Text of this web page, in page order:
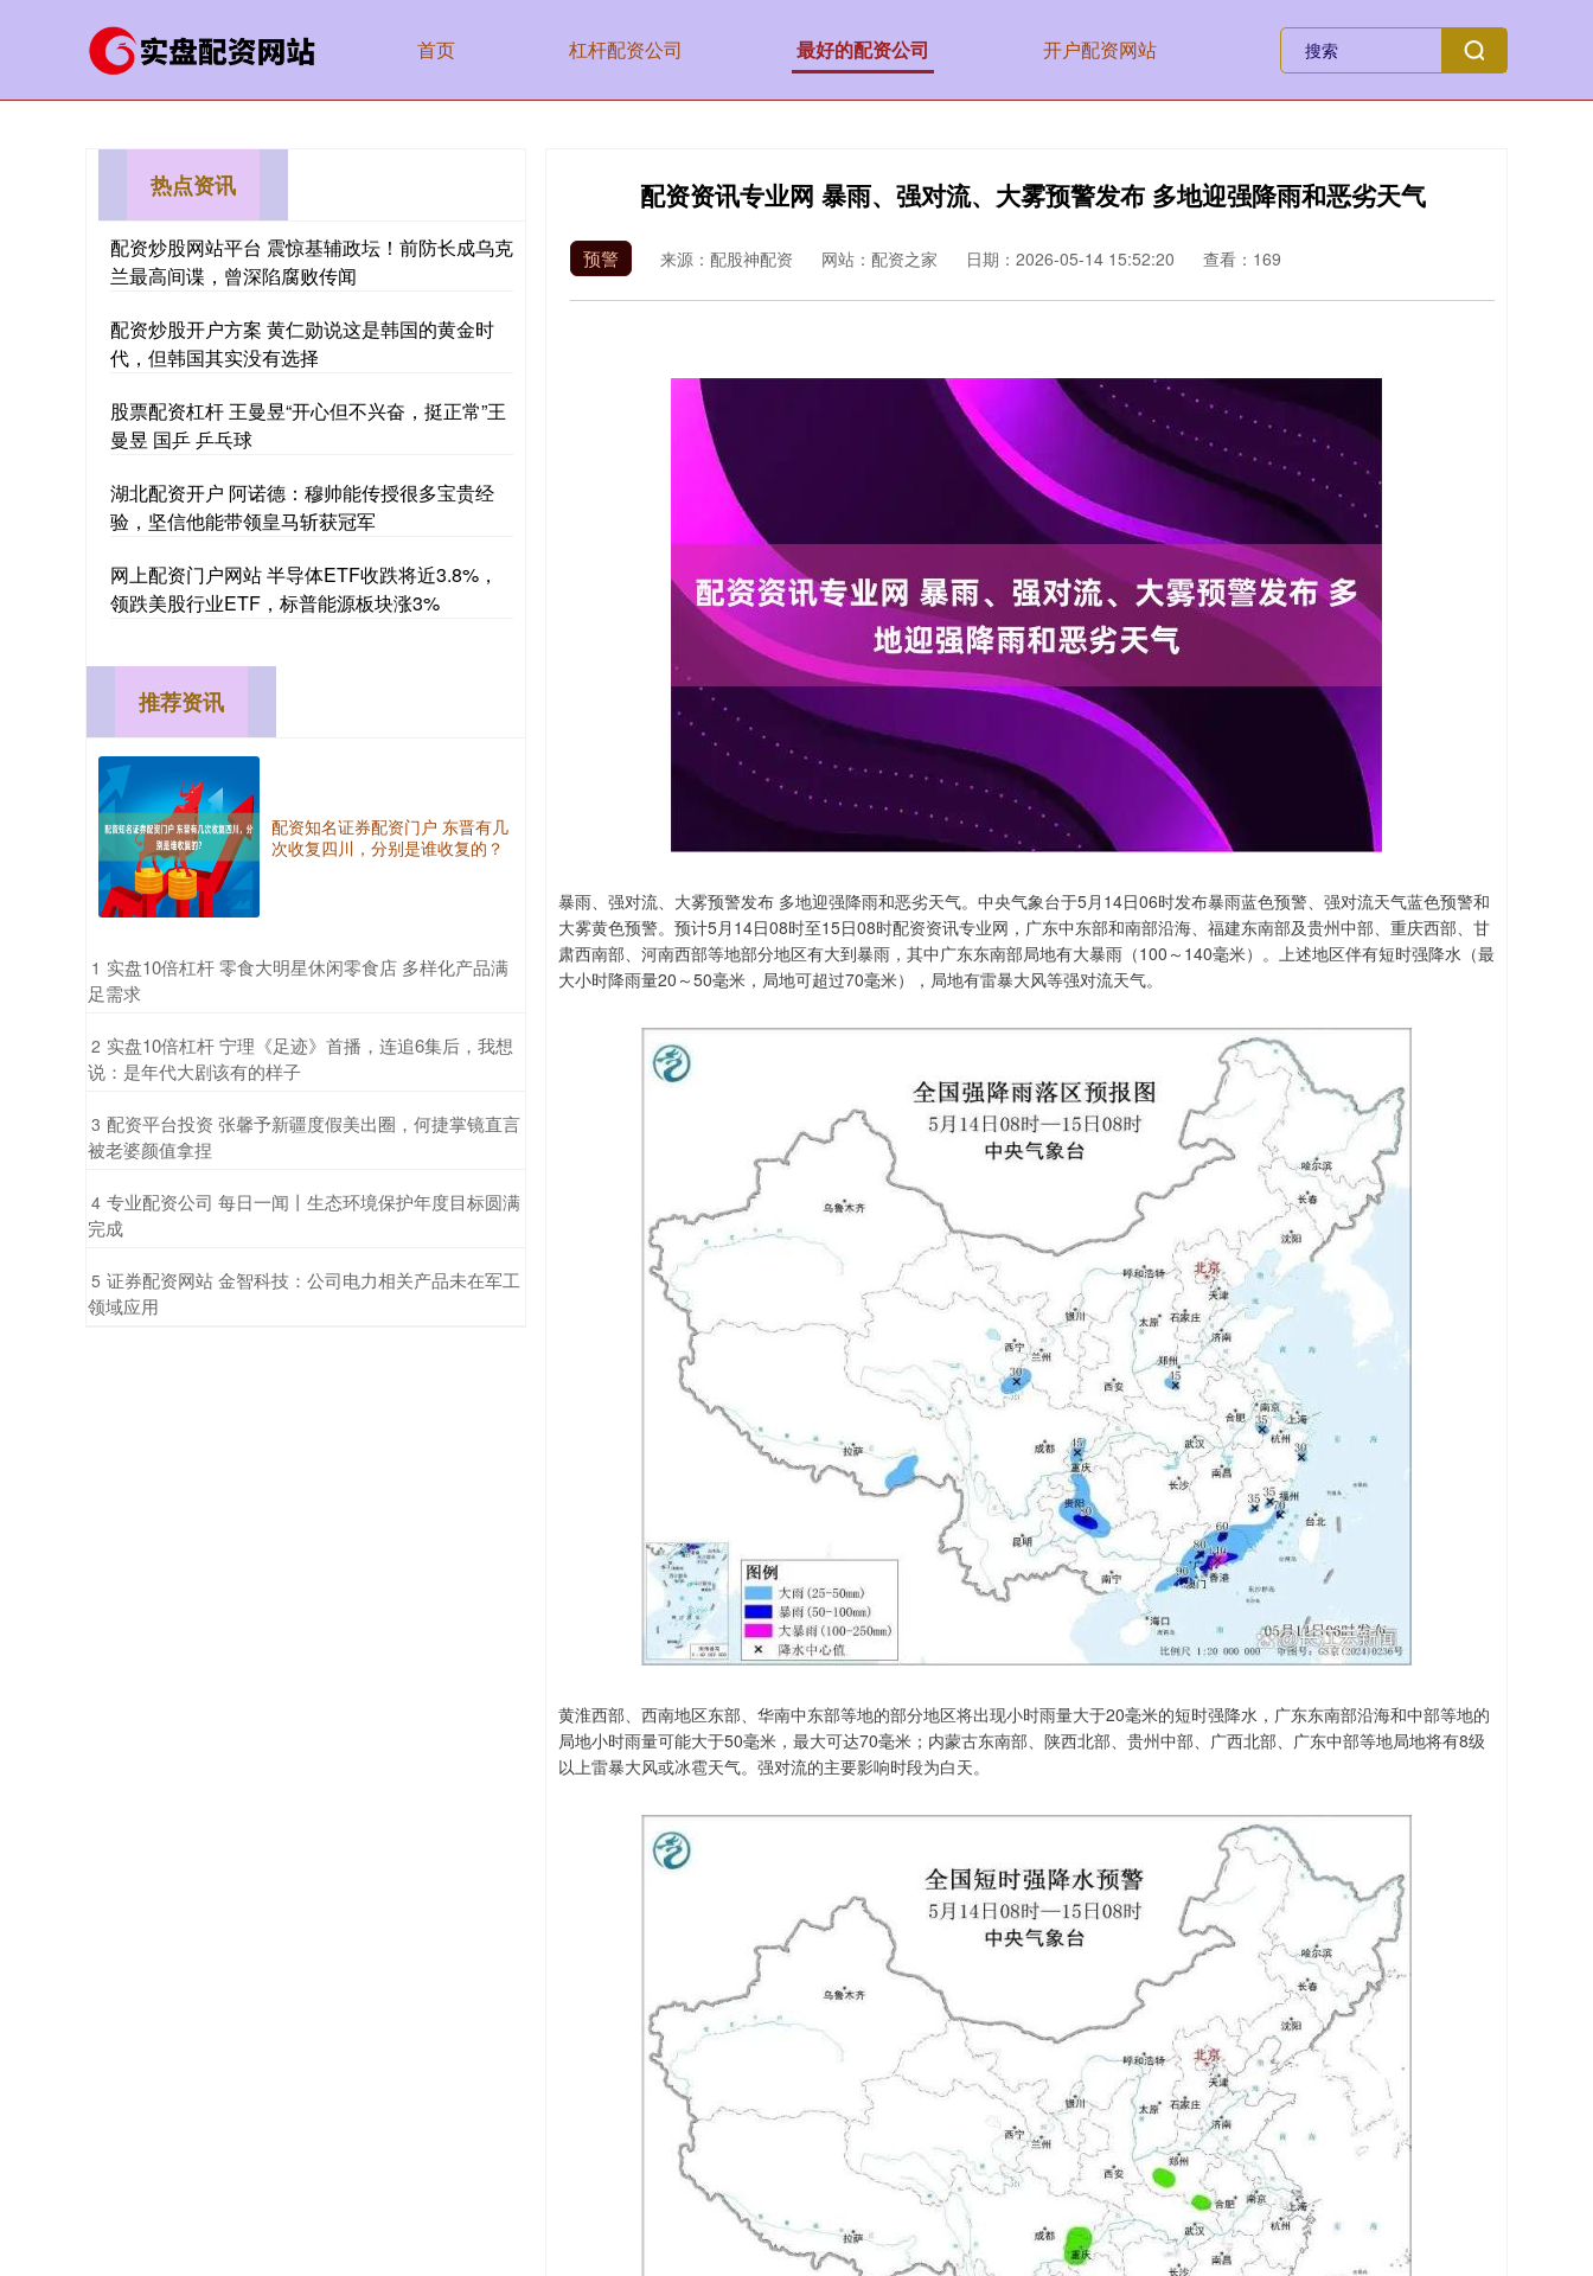
首页 杠杆配资公司 最好的配资公司 开户配资网站
配资资讯专业网 暴雨、强对流、大雾预警发布 多地迎强降雨和恶劣天气
预警 来源：配股神配资 网站：配资之家 日期：2026-05-14 15:52:20 查看：169
暴雨、强对流、大雾预警发布 多地迎强降雨和恶劣天气。中央气象台于5月14日06时发布暴雨蓝色预警、强对流天气蓝色预警和
大雾黄色预警。预计5月14日08时至15日08时配资资讯专业网，广东中东部和南部沿海、福建东南部及贵州中部、重庆西部、甘
肃西南部、河南西部等地部分地区有大到暴雨，其中广东东南部局地有大暴雨（100～140毫米）。上述地区伴有短时强降水（最
大小时降雨量20～50毫米，局地可超过70毫米），局地有雷暴大风等强对流天气。
黄淮西部、西南地区东部、华南中东部等地的部分地区将出现小时雨量大于20毫米的短时强降水，广东东南部沿海和中部等地的
局地小时雨量可能大于50毫米，最大可达70毫米；内蒙古东南部、陕西北部、贵州中部、广西北部、广东中部等地局地将有8级
以上雷暴大风或冰雹天气。强对流的主要影响时段为白天。
热点资讯
配资炒股网站平台 震惊基辅政坛！前防长成乌克
兰最高间谍，曾深陷腐败传闻
配资炒股开户方案 黄仁勋说这是韩国的黄金时
代，但韩国其实没有选择
股票配资杠杆 王曼昱“开心但不兴奋，挺正常”王
曼昱 国乒 乒乓球
湖北配资开户 阿诺德：穆帅能传授很多宝贵经
验，坚信他能带领皇马斩获冠军
网上配资门户网站 半导体ETF收跌将近3.8%，
领跌美股行业ETF，标普能源板块涨3%
推荐资讯
配资知名证券配资门户 东晋有几
次收复四川，分别是谁收复的？
1 ​实盘10倍杠杆 零食大明星休闲零食店 多样化产品满
足需求
2 ​实盘10倍杠杆 宁理《足迹》首播，连追6集后，我想
说：是年代大剧该有的样子
3 ​配资平台投资 张馨予新疆度假美出圈，何捷掌镜直言
被老婆颜值拿捏
4 ​专业配资公司 每日一闻丨生态环境保护年度目标圆满
完成
5 ​证券配资网站 金智科技：公司电力相关产品未在军工
领域应用